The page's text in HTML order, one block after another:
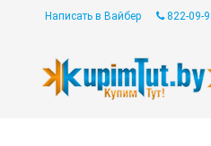
Написать в Вайбер 822-